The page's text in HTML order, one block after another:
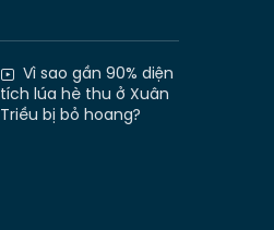
Vì sao gần 90% diện
tích lúa hè thu ở Xuân
Triều bị bỏ hoang?